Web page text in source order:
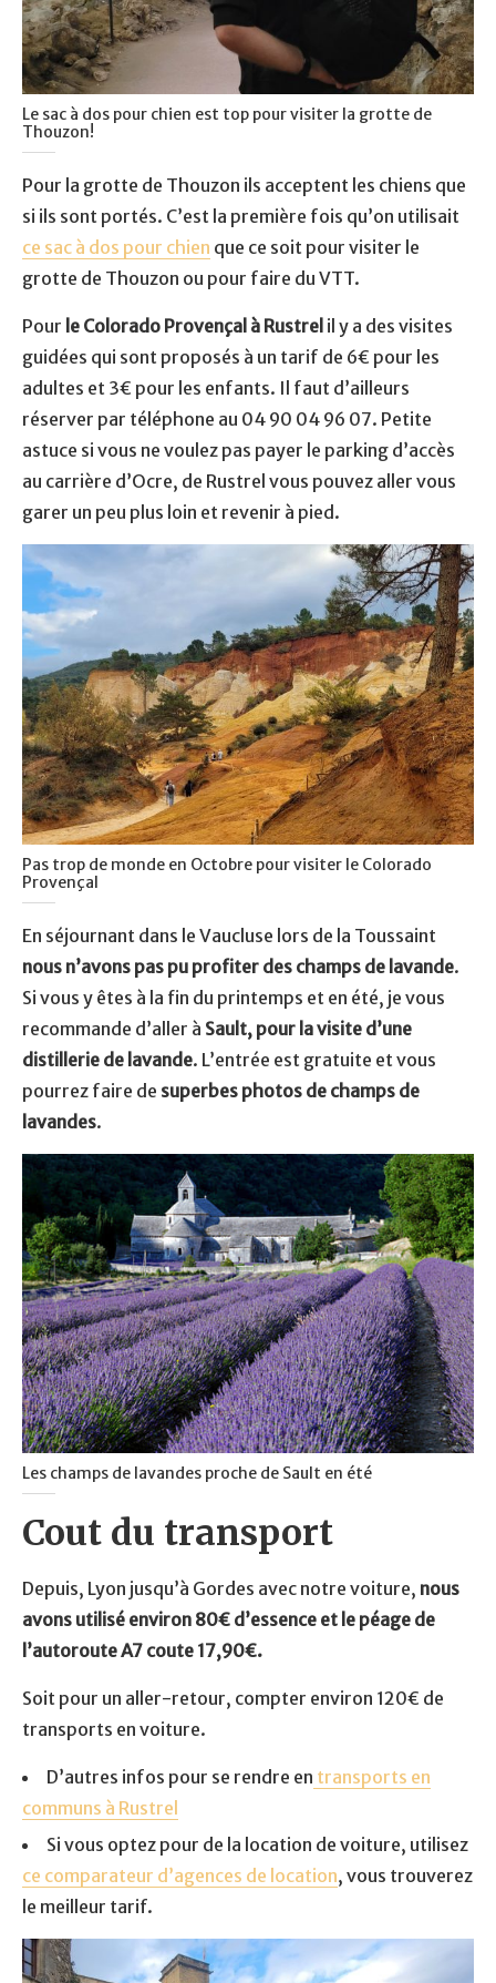
Le sac à dos pour chien est top pour visiter la grotte de
Thouzon!
Pour la grotte de Thouzon ils acceptent les chiens que
si ils sont portés. C’est la première fois qu’on utilisait
ce sac à dos pour chien que ce soit pour visiter le
grotte de Thouzon ou pour faire du VTT.
Pour le Colorado Provençal à Rustrel il y a des visites
guidées qui sont proposés à un tarif de 6€ pour les
adultes et 3€ pour les enfants. Il faut d’ailleurs
réserver par téléphone au 04 90 04 96 07. Petite
astuce si vous ne voulez pas payer le parking d’accès
au carrière d’Ocre, de Rustrel vous pouvez aller vous
garer un peu plus loin et revenir à pied.
Pas trop de monde en Octobre pour visiter le Colorado
Provençal
En séjournant dans le Vaucluse lors de la Toussaint
nous n’avons pas pu profiter des champs de lavande.
Si vous y êtes à la fin du printemps et en été, je vous
recommande d’aller à Sault, pour la visite d’une
distillerie de lavande. L’entrée est gratuite et vous
pourrez faire de superbes photos de champs de
lavandes.
Les champs de lavandes proche de Sault en été
Cout du transport
Depuis, Lyon jusqu’à Gordes avec notre voiture, nous
avons utilisé environ 80€ d’essence et le péage de
l’autoroute A7 coute 17,90€.
Soit pour un aller-retour, compter environ 120€ de
transports en voiture.
D’autres infos pour se rendre en transports en
communs à Rustrel
Si vous optez pour de la location de voiture, utilisez
ce comparateur d’agences de location, vous trouverez
le meilleur tarif.